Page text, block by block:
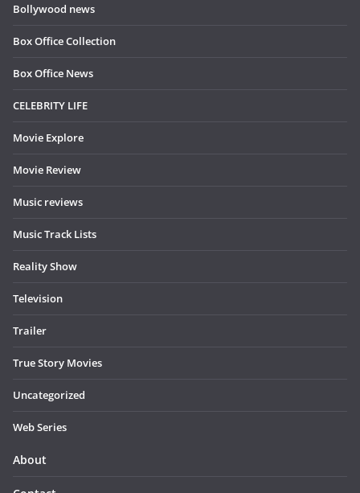
Bollywood news
Box Office Collection
Box Office News
CELEBRITY LIFE
Movie Explore
Movie Review
Music reviews
Music Track Lists
Reality Show
Television
Trailer
True Story Movies
Uncategorized
Web Series
About